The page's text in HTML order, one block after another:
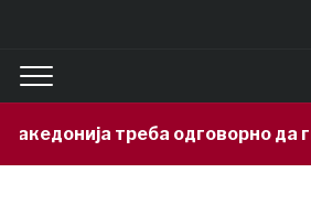
треба одговорно да ги